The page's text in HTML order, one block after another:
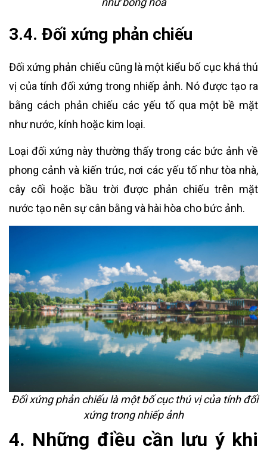
3.4. Đối xứng phản chiếu
Đối xứng phản chiếu cũng là một kiểu bố cục khá thú
vị của tính đối xứng trong nhiếp ảnh. Nó được tạo ra
bằng cách phản chiếu các yếu tố qua một bề mặt
như nước, kính hoặc kim loại.
Loại đối xứng này thường thấy trong các bức ảnh về
phong cảnh và kiến trúc, nơi các yếu tố như tòa nhà,
cây cối hoặc bầu trời được phản chiếu trên mặt
nước tạo nên sự cân bằng và hài hòa cho bức ảnh.
Đối xứng phản chiếu là một bố cục thú vị của tính đối
xứng trong nhiếp ảnh
4. Những điều cần lưu ý khi